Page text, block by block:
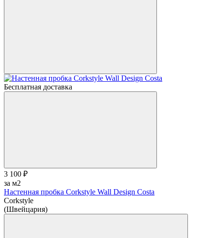
Бесплатная доставка
3 100 ₽
за м2
Настенная пробка Corkstyle Wall Design Costa
Corkstyle
(Швейцария)